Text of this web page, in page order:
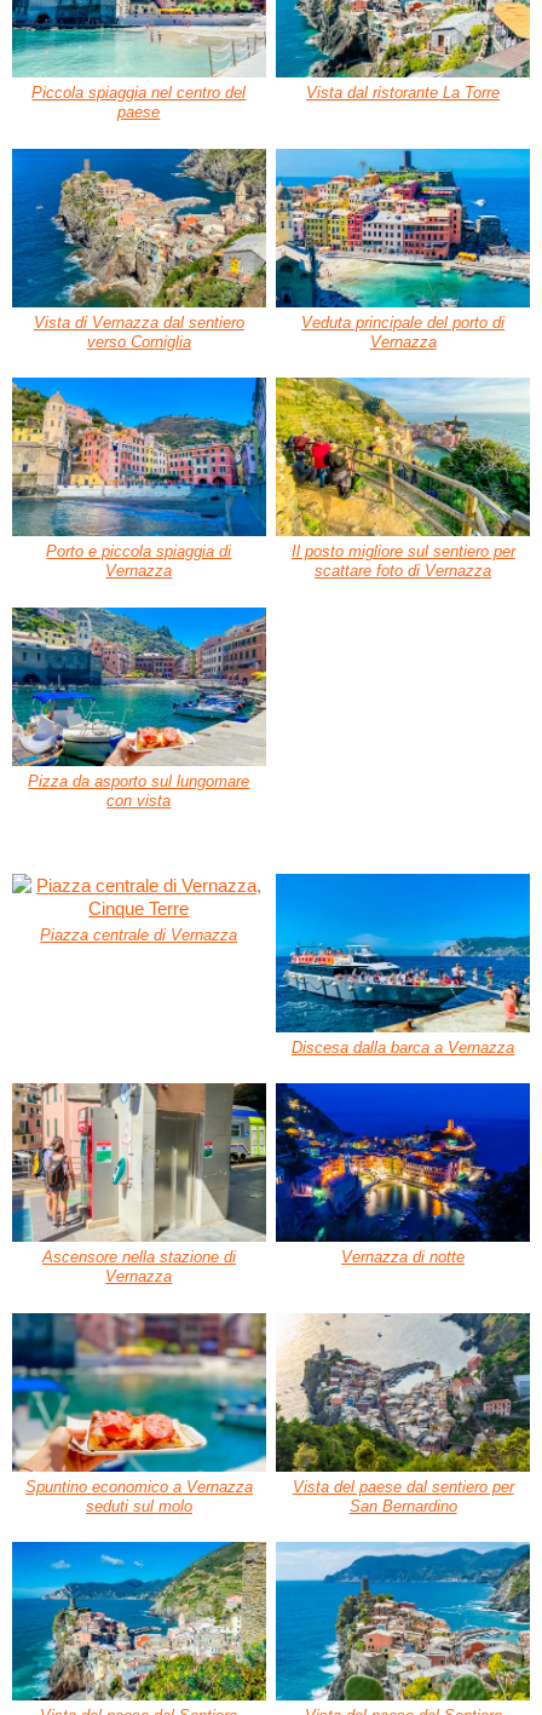
Piccola spiaggia nel centro del
paese
Vista dal ristorante La Torre
Vista di Vernazza dal sentiero
verso Corniglia
Veduta principale del porto di
Vernazza
Porto e piccola spiaggia di
Vernazza
Il posto migliore sul sentiero per
scattare foto di Vernazza
Pizza da asporto sul lungomare
con vista
Piazza centrale di Vernazza
Discesa dalla barca a Vernazza
Ascensore nella stazione di
Vernazza
Vernazza di notte
Spuntino economico a Vernazza
seduti sul molo
Vista del paese dal sentiero per
San Bernardino